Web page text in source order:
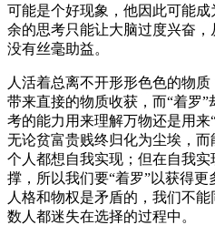
可能是个好现象，他因此可能
余的思考只能让大脑过度兴奋
没有丝毫助益。
人活着总离不开形形色色的物
带来直接的物质收获，而“着罗
考的能力用来理解万物还是用来
无论贫富贵贱终归化为尘埃，
个人都想自我实现；但在自我
撑，所以我们要“着罗”以获得更
人格和物权是矛盾的，我们不
数人都迷失在选择的过程中。